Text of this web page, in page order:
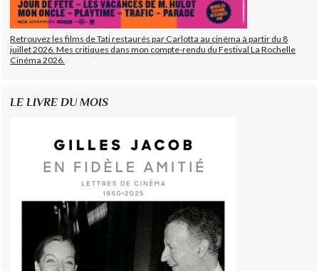
Retrouvez les films de Tati restaurés par Carlotta au cinéma à partir du 8
juillet 2026. Mes critiques dans mon compte-rendu du Festival La Rochelle
Cinéma 2026.
LE LIVRE DU MOIS